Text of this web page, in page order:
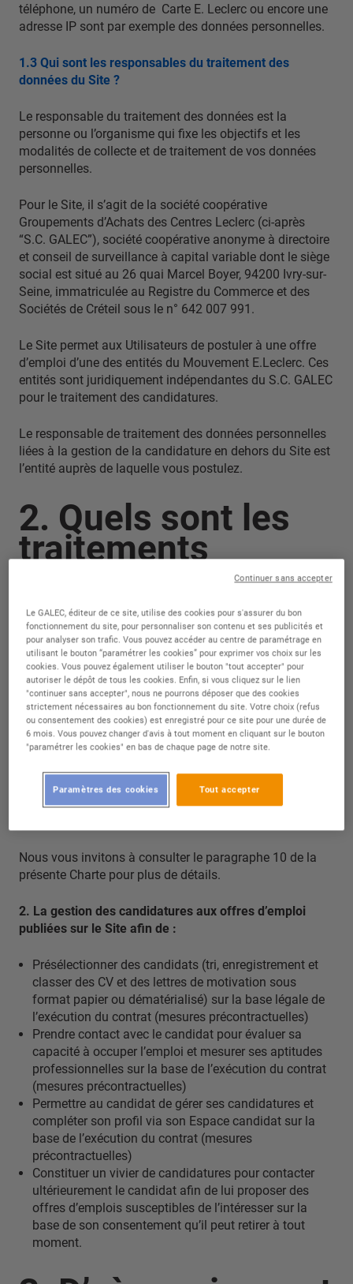
téléphone, un numéro de Carte E. Leclerc ou encore une
adresse IP sont par exemple des données personnelles.
1.3 Qui sont les responsables du traitement des
données du Site ?
Le responsable du traitement des données est la
personne ou l’organisme qui fixe les objectifs et les
modalités de collecte et de traitement de vos données
personnelles.
Pour le Site, il s’agit de la société coopérative
Groupements d’Achats des Centres Leclerc (ci-après
“S.C. GALEC”), société coopérative anonyme à directoire
et conseil de surveillance à capital variable dont le siège
social est situé au 26 quai Marcel Boyer, 94200 Ivry-sur-
Seine, immatriculée au Registre du Commerce et des
Sociétés de Créteil sous le n° 642 007 991.
Le Site permet aux Utilisateurs de postuler à une offre
d’emploi d’une des entités du Mouvement E.Leclerc. Ces
entités sont juridiquement indépendantes du S.C. GALEC
pour le traitement des candidatures.
Le responsable de traitement des données personnelles
liées à la gestion de la candidature en dehors du Site est
l’entité auprès de laquelle vous postulez.
2. Quels sont les
traitements
1. Le dépôt et la lecture de cookies au cours de votre
navigation sur le Site afin de :
Assurer le fonctionnement du Site sur la base de
l’intérêt légitime de la S.C. GALEC afin de vous
permettre de bénéficier des fonctionnalités du Site ;
Mesurer l’audience du Site et établir des statistiques
anonymes de visite sur la base de l’intérêt légitime de
la S.C. GALEC ;
Assurer l’interactivité du Site avec les réseaux sociaux
sur la base de votre consentement, que vous pouvez
Nous vous invitons à consulter le paragraphe 10 de la
présente Charte pour plus de détails.
2. La gestion des candidatures aux offres d’emploi
publiées sur le Site afin de :
Présélectionner des candidats (tri, enregistrement et
classer des CV et des lettres de motivation sous
format papier ou dématérialisé) sur la base légale de
l’exécution du contrat (mesures précontractuelles)
Prendre contact avec le candidat pour évaluer sa
capacité à occuper l’emploi et mesurer ses aptitudes
professionnelles sur la base de l’exécution du contrat
(mesures précontractuelles)
Permettre au candidat de gérer ses candidatures et
compléter son profil via son Espace candidat sur la
base de l’exécution du contrat (mesures
précontractuelles)
Constituer un vivier de candidatures pour contacter
ultérieurement le candidat afin de lui proposer des
offres d’emplois susceptibles de l’intéresser sur la
base de son consentement qu’il peut retirer à tout
moment.
Le GALEC, éditeur de ce site, utilise des cookies pour s'assurer du bon
fonctionnement du site, pour personnaliser son contenu et ses publicités et
pour analyser son trafic. Vous pouvez accéder au centre de paramétrage en
utilisant le bouton “paramétrer les cookies” pour exprimer vos choix sur les
cookies. Vous pouvez également utiliser le bouton "tout accepter" pour
autoriser le dépôt de tous les cookies. Enfin, si vous cliquez sur le lien
"continuer sans accepter", nous ne pourrons déposer que des cookies
strictement nécessaires au bon fonctionnement du site. Votre choix (refus
ou consentement des cookies) est enregistré pour ce site pour une durée de
6 mois. Vous pouvez changer d'avis à tout moment en cliquant sur le bouton
"paramétrer les cookies" en bas de chaque page de notre site.
Tout accepter
Paramètres des cookies
Continuer sans accepter